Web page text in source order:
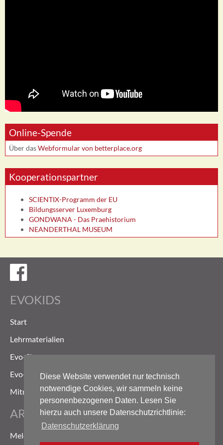
Diese Website verwendet nur technisch
notwendige Cookies, wir sammeln keine
personenbezogenen Daten. Lesen Sie
hierzu auch unsere Datenschutzrichtlinie:
Datenschutzerklärung
Online-Spende
Über dasWebformular von betterplace.org
Kooperationspartner
SCIENTIX-Programm der EU
Bildungsserver Luxemburg
GONDWANA - Das Praehistorium
NEANDERTHAL MUSEUM
EVOKIDS
Start
Lehrmaterialien
Evo-Shop
Evo-Weg
Mitmachen
ARCHIV
Meldungen